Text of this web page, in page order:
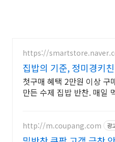
https://
집밥의 기준, 정미경키
일반찬
첫구매 혜택 2만원 이상 구
만든 수제 집밥 반찬. 매일
http://m.coupang.com 광